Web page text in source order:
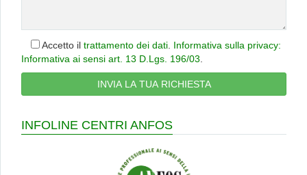
Accetto il trattamento dei dati Informativa sulla privacy:
Informativa ai sensi art. 13 D.Lgs. 196/03
INFOLINE CENTRI ANFOS